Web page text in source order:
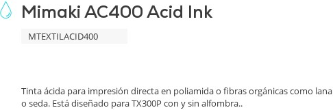
Mimaki AC400 Acid Ink
MTEXTILACID400
Tinta ácida para impresión directa en poliamida o fibras orgánicas como lana
o seda. Está diseñado para TX300P con y sin alfombra..